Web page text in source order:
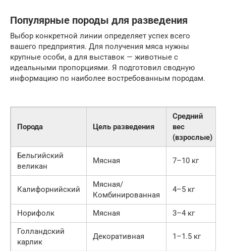
Популярные породы для разведения
Выбор конкретной линии определяет успех всего
вашего предприятия. Для получения мяса нужны
крупные особи, а для выставок — животные с
идеальными пропорциями. Я подготовил сводную
информацию по наиболее востребованным породам.
Порода Цель разведения
Средний
вес
(взрослые)
Бельгийский
великан
Мясная 7–10 кг
Калифорнийский
Мясная/
Комбинированная
4–5 кг
Норифолк
Мясная 3–4 кг
Голландский
карлик
Декоративная 1–1.5 кг